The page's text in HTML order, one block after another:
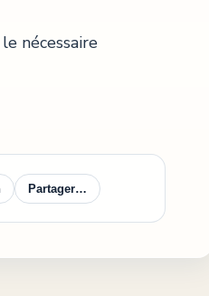
nécessaire
Partager…